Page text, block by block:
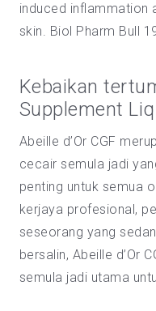
induced inflammation
skin. Biol Pharm Bull
Kebaikan
Supplement
Abeille d’Or CGF
cecair semula jadi
penting untuk semua
kerjaya profesional,
seseorang yang
bersalin, Abeille d’Or
semula jadi utama